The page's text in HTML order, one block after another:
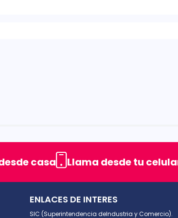
casa Llama desde tu
ENLACES DE INTERES
SIC (Superintendencia deIndustria y Comercio).